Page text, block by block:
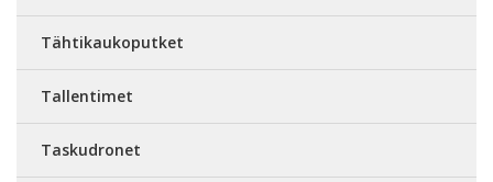
Tähtikaukoputket
Tallentimet
Taskudronet